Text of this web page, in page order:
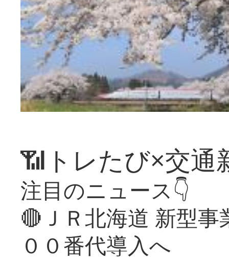
📶トレたび×交通
注目のニュース👇
🔴ＪＲ北海道 新型
００番代導入へ